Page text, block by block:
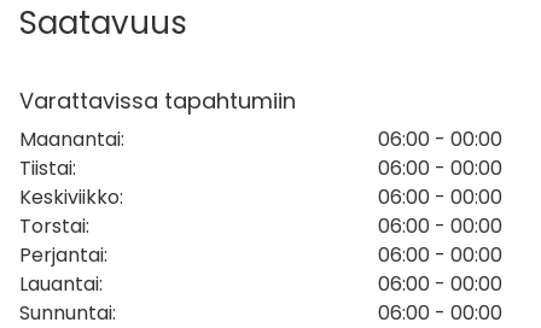
illanviettoihin. Saunalta on suora pääsy järveen, ja
järvimaisemista tai yhdistää tilaisuuteen
ulkoaktiviteetteja tai kevyttä kokoustamista.
Rantasaunat sopivat erinomaisesti ryhmille, jotka
arvostavat rentoa yhdessäoloa ja luonnonläheistä
ympäristöä. Isoon rantasaunaan mahtuu kerralla
noin 15 saunojaa, kun taas pienempi rantasauna
tarjoaa viihtyisän vaihtoehdon noin 6 hengelle.
Saatavuus
Varattavissa tapahtumiin
Maanantai:
06:00 - 00:00
Tiistai:
06:00 - 00:00
Keskiviikko:
06:00 - 00:00
Torstai:
06:00 - 00:00
Perjantai:
06:00 - 00:00
Lauantai:
06:00 - 00:00
Sunnuntai: 06:00 - 00:00